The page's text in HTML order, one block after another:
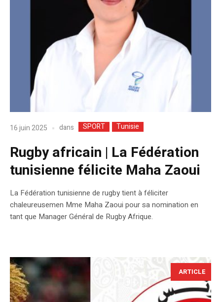
16 juin 2025 dans SPORT Tunisie
Rugby africain | La Fédération
tunisienne félicite Maha Zaoui
La Fédération tunisienne de rugby tient à féliciter
chaleureusemen Mme Maha Zaoui pour sa nomination en
tant que Manager Général de Rugby Afrique.
ARTICLE